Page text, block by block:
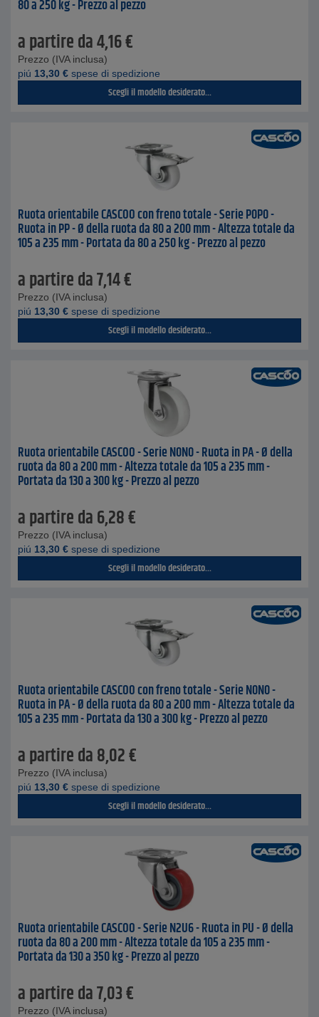
80 a 250 kg - Prezzo al pezzo
a partire da4,16€
Prezzo (IVA inclusa)
piú 13,30 € spese di spedizione
Scegli il modello desiderato...
Ruota orientabile CASCOO con freno totale - Serie P0P0 -
Ruota in PP - Ø della ruota da 80 a 200 mm - Altezza totale da
105 a 235 mm - Portata da 80 a 250 kg - Prezzo al pezzo
a partire da7,14€
Prezzo (IVA inclusa)
piú 13,30 € spese di spedizione
Scegli il modello desiderato...
Ruota orientabile CASCOO - Serie N0N0 - Ruota in PA - Ø della
ruota da 80 a 200 mm - Altezza totale da 105 a 235 mm -
Portata da 130 a 300 kg - Prezzo al pezzo
a partire da6,28€
Prezzo (IVA inclusa)
piú 13,30 € spese di spedizione
Scegli il modello desiderato...
Ruota orientabile CASCOO con freno totale - Serie N0N0 -
Ruota in PA - Ø della ruota da 80 a 200 mm - Altezza totale da
105 a 235 mm - Portata da 130 a 300 kg - Prezzo al pezzo
a partire da8,02€
Prezzo (IVA inclusa)
piú 13,30 € spese di spedizione
Scegli il modello desiderato...
Ruota orientabile CASCOO - Serie N2U6 - Ruota in PU - Ø della
ruota da 80 a 200 mm - Altezza totale da 105 a 235 mm -
Portata da 130 a 350 kg - Prezzo al pezzo
a partire da7,03€
Prezzo (IVA inclusa)